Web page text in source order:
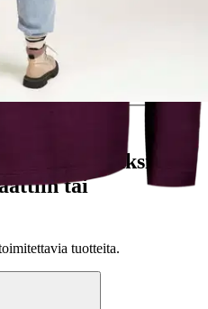
tai noutopisteeseen
€:n tilauksille
tai
tuotteita.